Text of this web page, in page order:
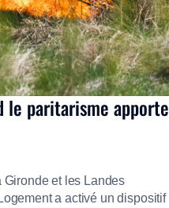
le paritarisme apporte
et les Landes
a activé un dispositif